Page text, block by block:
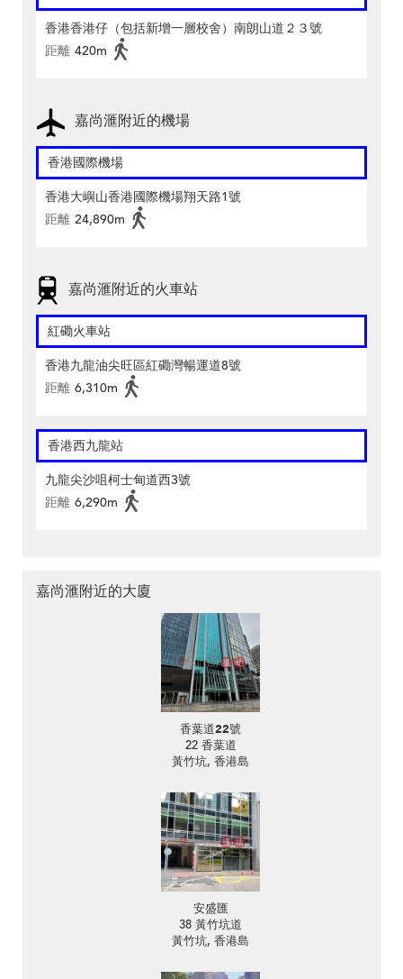
香港香港仔（包括新增一層校舍）南朗山道２３號
距離 420m
嘉尚滙附近的機場
香港國際機場
香港大嶼山香港國際機場翔天路1號
距離 24,890m
嘉尚滙附近的火車站
紅磡火車站
香港九龍油尖旺區紅磡灣暢運道8號
距離 6,310m
香港西九龍站
九龍尖沙咀柯士甸道西3號
距離 6,290m
嘉尚滙附近的大廈
香葉道22號
22 香葉道
黃竹坑, 香港島
安盛匯
38 黃竹坑道
黃竹坑, 香港島